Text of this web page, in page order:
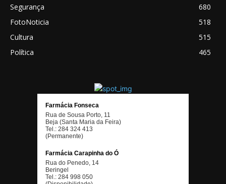
Segurança
680
FotoNoticia
518
Cultura
515
Política
465